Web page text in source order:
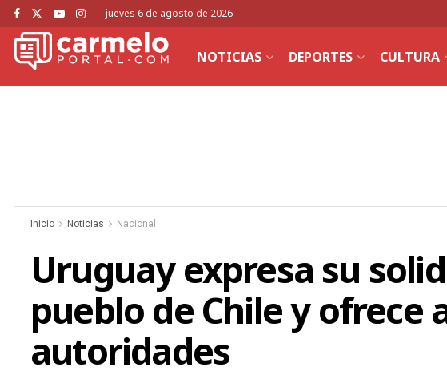
jueves 6 de agosto de 2026
NOTICIAS DEPORTES CULTURA
Inicio Noticias Nacional
Uruguay expresa su
pueblo de Chile y ofrece
autoridades